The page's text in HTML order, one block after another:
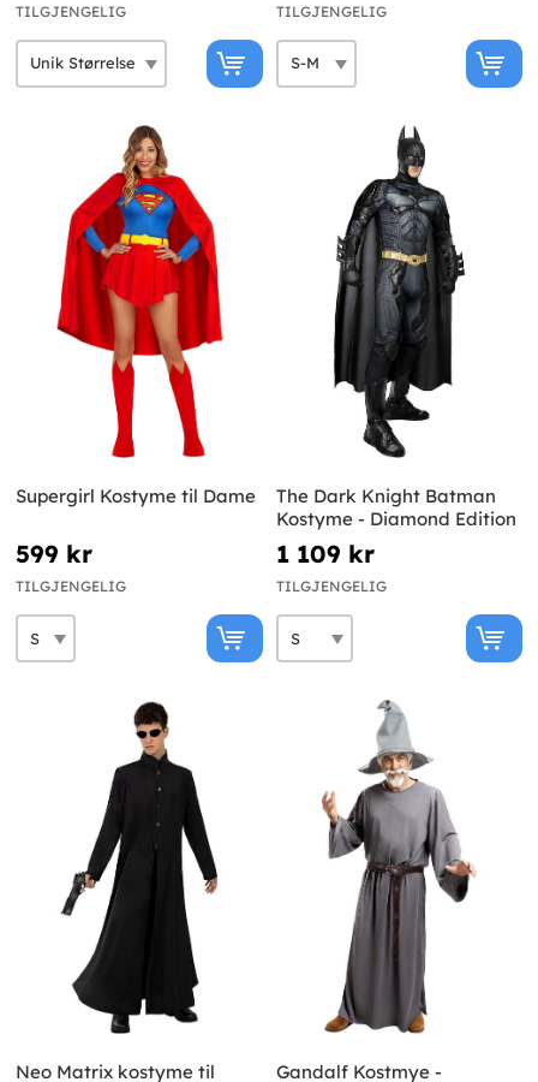
TILGJENGELIG TILGJENGELIG
Supergirl Kostyme til Dame
599 kr
TILGJENGELIG
The Dark Knight Batman
Kostyme - Diamond Edition
1 109 kr
TILGJENGELIG
Neo Matrix kostyme til Gandalf Kostmye -